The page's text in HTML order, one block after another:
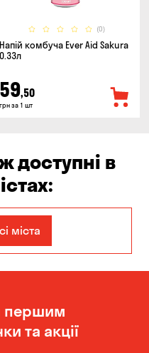
(0)
Напій комбуча Ever Aid Sakura
0.33л
59,50
грн за 1 шт
доступні в
Бабурка
Боярка
Буча
міста
першим
та акції